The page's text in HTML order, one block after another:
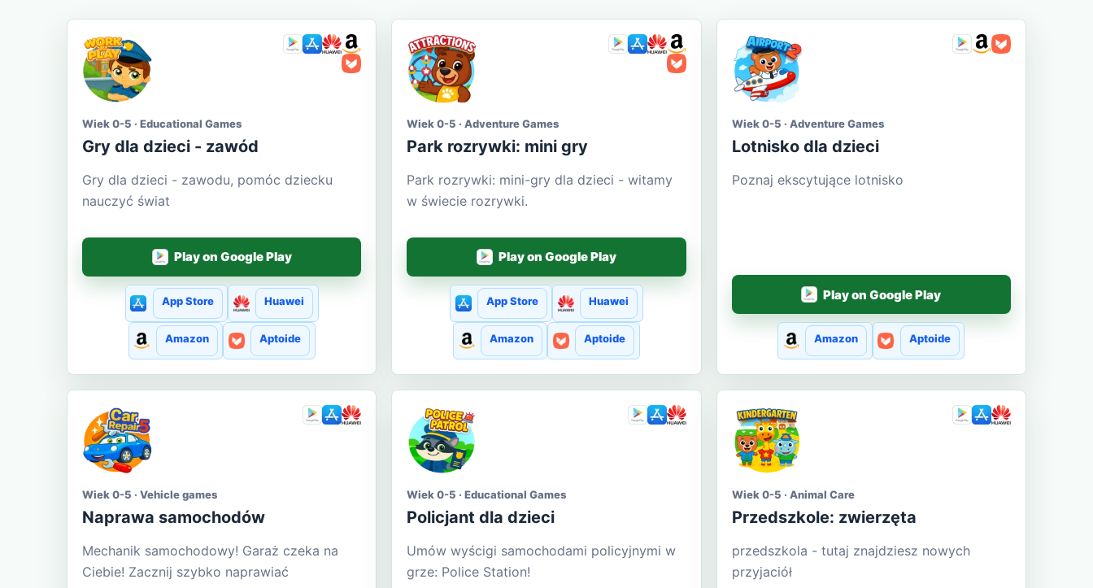
Wiek 0-5 · Educational Games
Gry dla dzieci - zawód
Gry dla dzieci - zawodu, pomóc dziecku
nauczyć świat
Play on Google Play
App Store Huawei
Amazon Aptoide
Wiek 0-5 · Adventure Games
Park rozrywki: mini gry
Park rozrywki: mini-gry dla dzieci - witamy
w świecie rozrywki.
Play on Google Play
App Store Huawei
Amazon Aptoide
Wiek 0-5 · Adventure Games
Lotnisko dla dzieci
Poznaj ekscytujące lotnisko
Play on Google Play
Amazon Aptoide
Wiek 0-5 · Vehicle games
Naprawa samochodów
Mechanik samochodowy! Garaż czeka na
Ciebie! Zacznij szybko naprawiać
Wiek 0-5 · Educational Games
Policjant dla dzieci
Umów wyścigi samochodami policyjnymi w
grze: Police Station!
Wiek 0-5 · Animal Care
Przedszkole: zwierzęta
przedszkola - tutaj znajdziesz nowych
przyjaciół